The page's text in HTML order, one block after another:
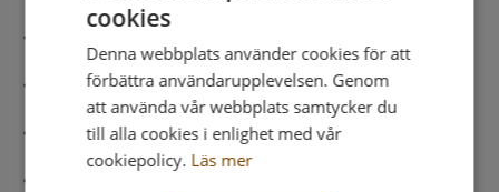
Säker betalning med stripe
Direkt digital leverans
cookies
Denna webbplats använder cookies för att
förbättra användarupplevelsen. Genom
att använda vår webbplats samtycker du
till alla cookies i enlighet med vår
cookiepolicy. Läs mer